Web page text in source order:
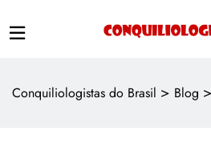
Conquiliologistas do Brasil > Blog >